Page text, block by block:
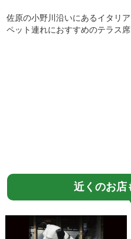
佐原の小野川沿いにあるイタリア
ペット連れにおすすめのテラス席
近くのお店